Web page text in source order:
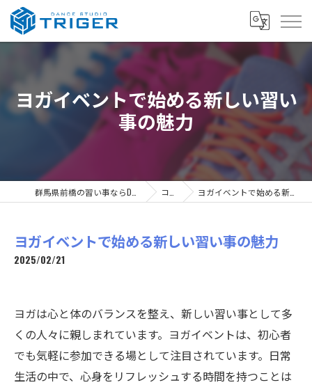
ヨガイベントで始める新しい習い
事の魅力
コラム ヨガイベントで始める新しい習い事の魅力
ヨガイベントで始める新しい習い事の魅力
2025/02/21
ヨガは心と体のバランスを整え、新しい習い事として多
くの人々に親しまれています。ヨガイベントは、初心者
でも気軽に参加できる場として注目されています。日常
生活の中で、心身をリフレッシュする時間を持つことは